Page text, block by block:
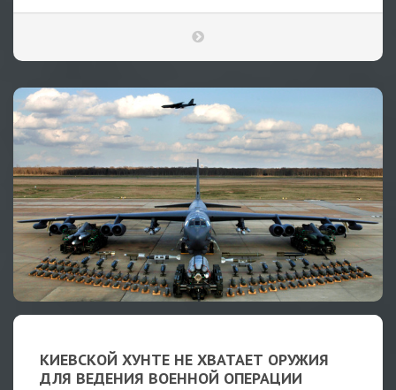
КИЕВСКОЙ ХУНТЕ НЕ ХВАТАЕТ ОРУЖИЯ
ДЛЯ ВЕДЕНИЯ ВОЕННОЙ ОПЕРАЦИИ